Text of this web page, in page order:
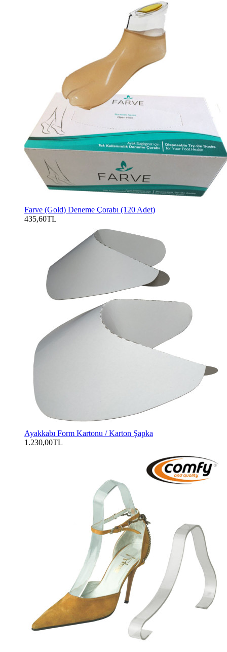
Farve (Gold) Deneme Çorabı (120 Adet)
435,60TL
Ayakkabı Form Kartonu / Karton Şapka
1.230,00TL